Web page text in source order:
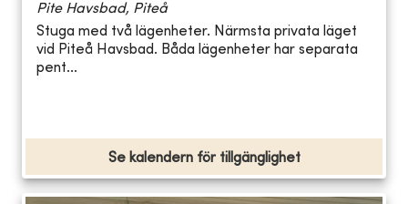
Pite Havsbad, Piteå
Stuga med två lägenheter. Närmsta privata läget
vid Piteå Havsbad. Båda lägenheter har separata
pent...
Se kalendern för tillgänglighet